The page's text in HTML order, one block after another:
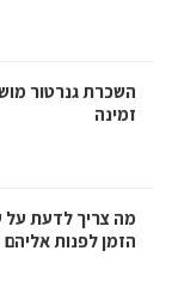
השכרת גנרטור
זמינה
מה צריך לדעת על
הזמן לפנות אליהם